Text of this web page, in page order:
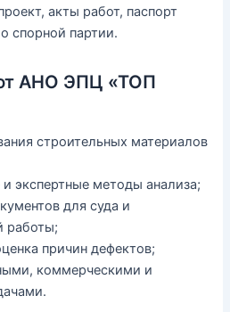
акты работ, паспорт
спорной партии.
АНО ЭПЦ «ТОП
строительных материалов
экспертные методы анализа;
для суда и
работы;
причин дефектов;
коммерческими и